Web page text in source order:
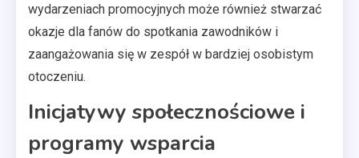
wydarzeniach promocyjnych może również stwarzać
okazje dla fanów do spotkania zawodników i
zaangażowania się w zespół w bardziej osobistym
otoczeniu.
Inicjatywy społecznościowe i
programy wsparcia